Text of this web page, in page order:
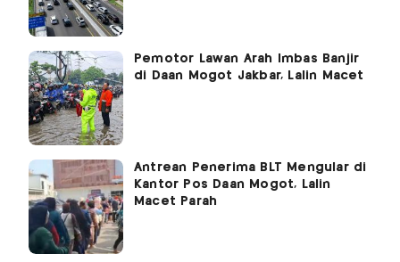
Pemotor Lawan Arah Imbas Banjir
di Daan Mogot Jakbar, Lalin Macet
Antrean Penerima BLT Mengular di
Kantor Pos Daan Mogot, Lalin
Macet Parah